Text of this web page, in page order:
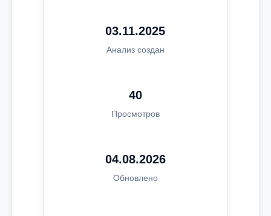
03.11.2025
Анализ создан
40
Просмотров
04.08.2026
Обновлено